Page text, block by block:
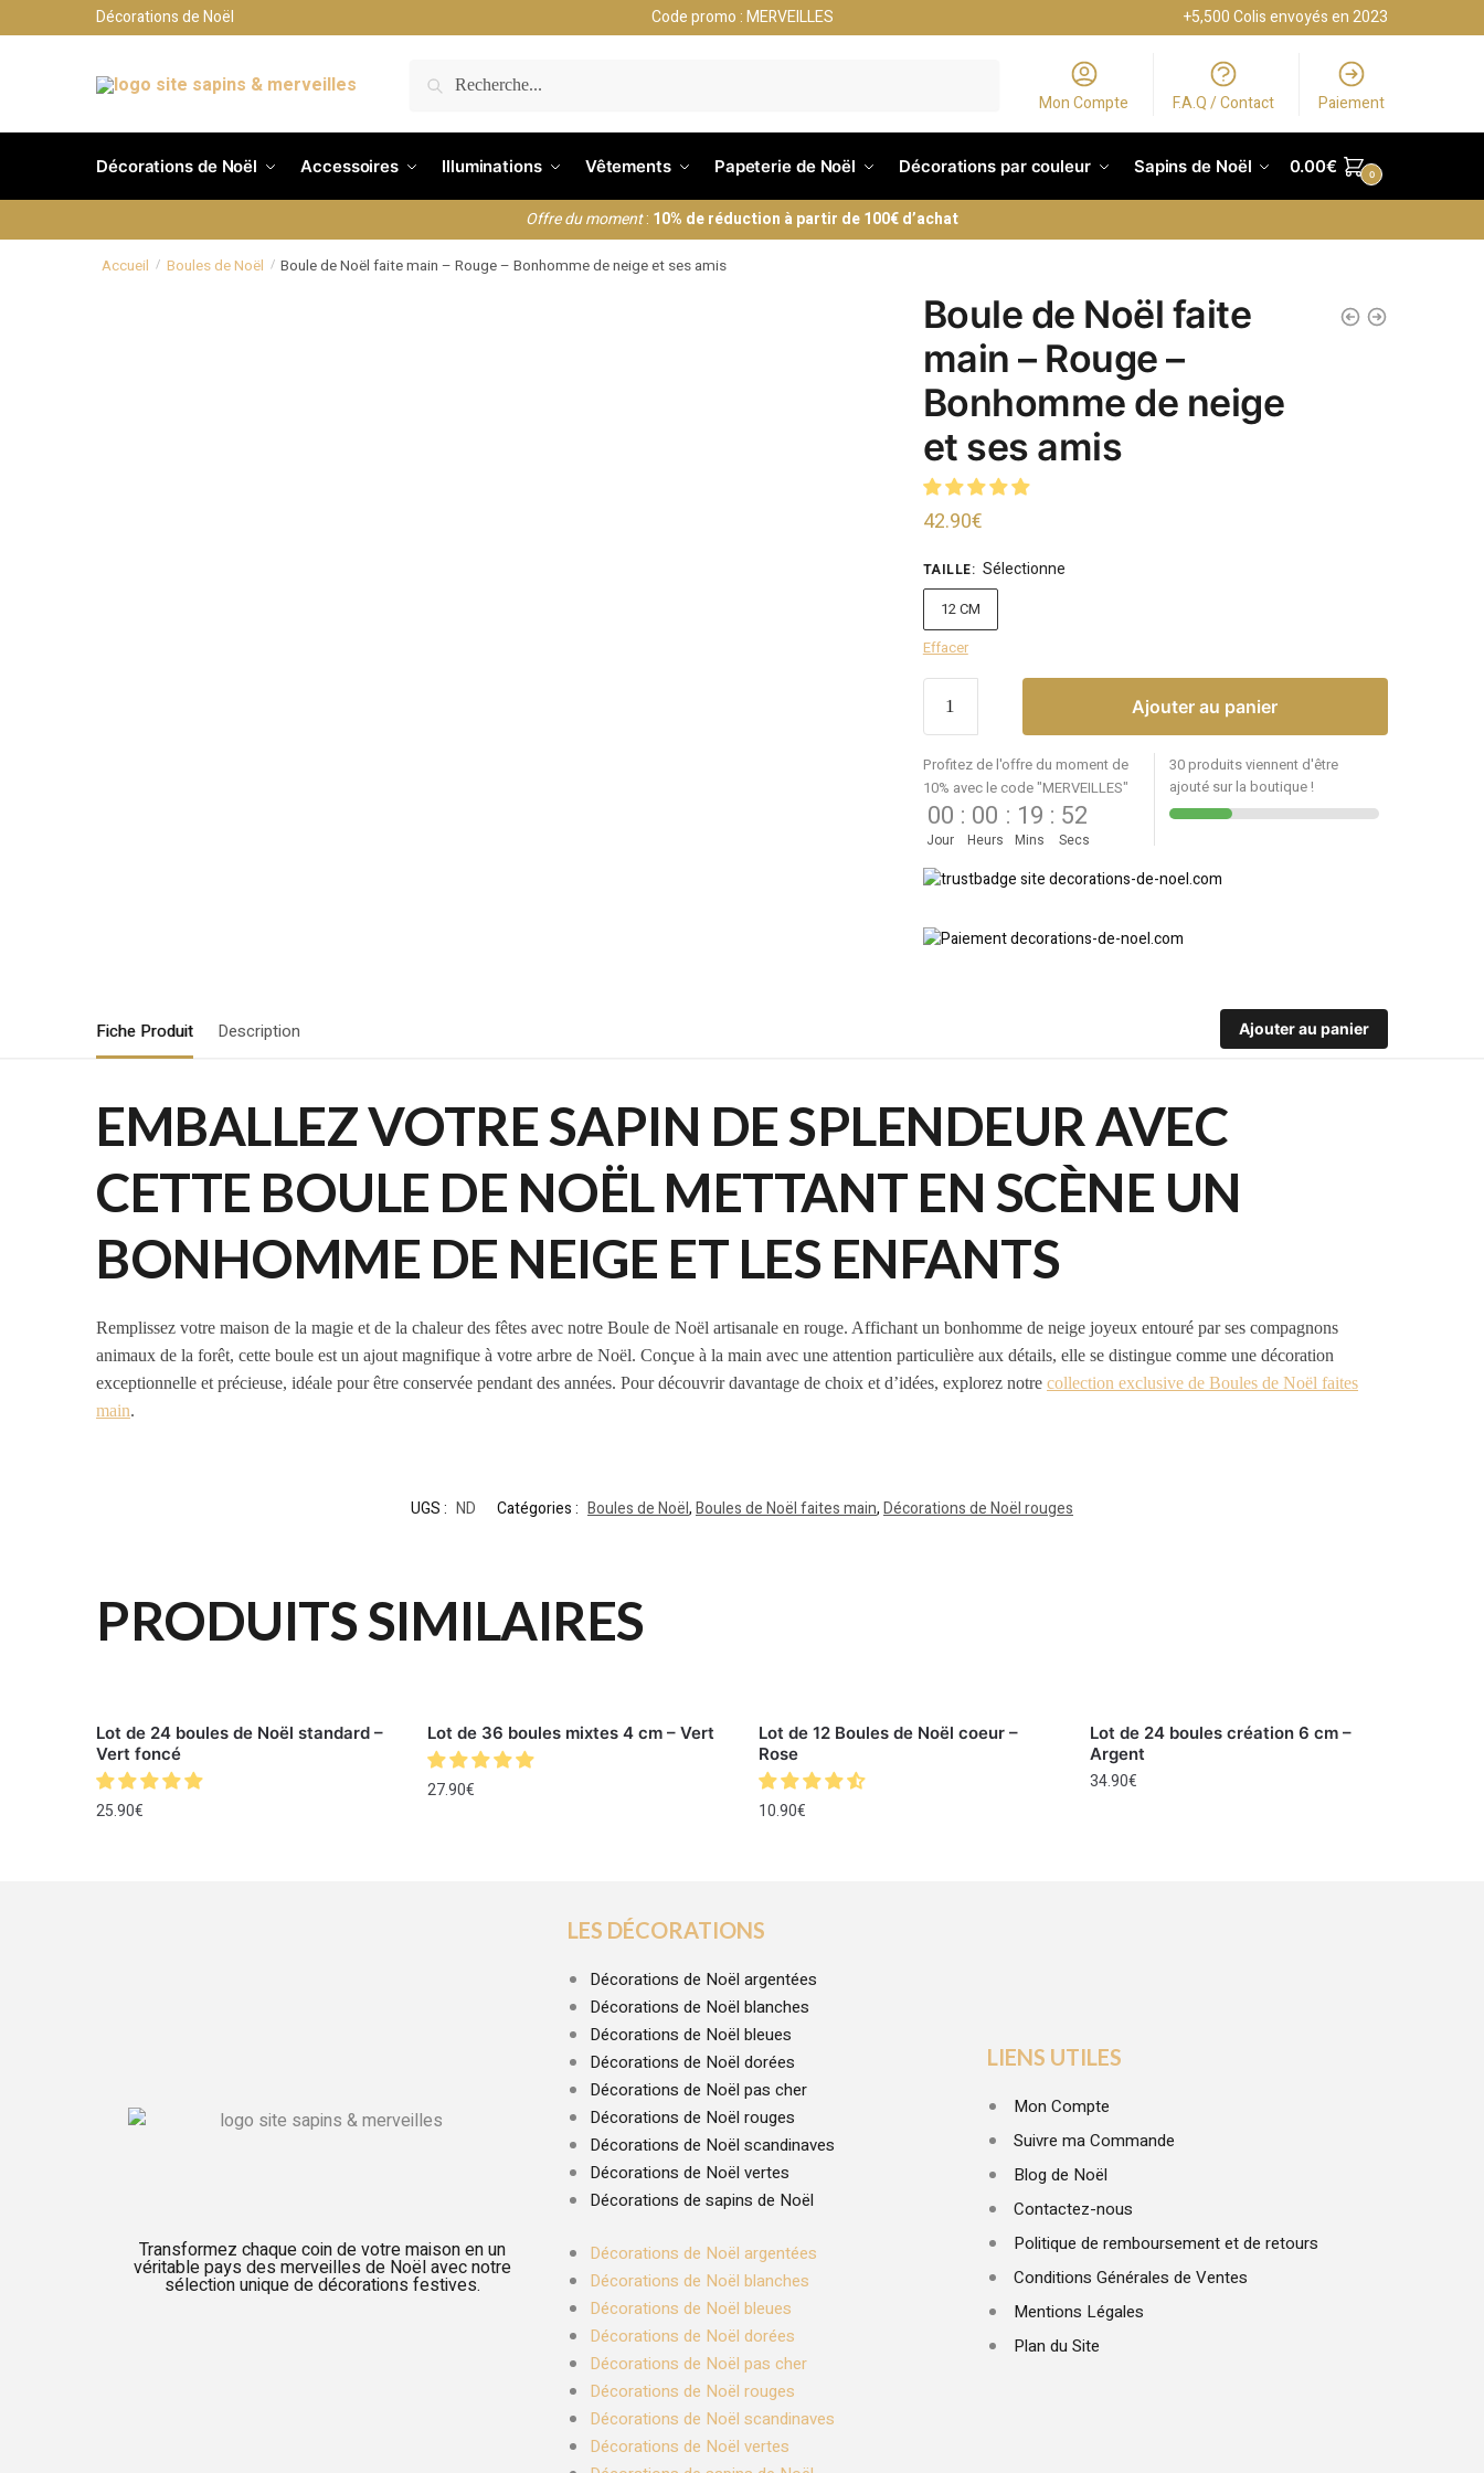
Décorations de Noël Code promo : MERVEILLES +5,500 Colis envoyés en 2023
RECHERCHE
Mon Compte F.A.Q / Contact Paiement
Décorations de Noël Accessoires Illuminations Vêtements Papeterie de Noël Décorations par couleur Sapins de Noël 0.00€ 0
Offre du moment: 10% de réduction à partir de 100€ d’achat
Accueil / Boules de Noël / Boule de Noël faite main – Rouge – Bonhomme de neige et ses amis
Boule de Noël faite
main – Rouge –
Bonhomme de neige
et ses amis
42.90€
TAILLE: Sélectionne
12 CM
Effacer
Ajouter au panier
Profitez de l'offre du moment de
10% avec le code "MERVEILLES"
00
Jour
: 00
Heurs
: 19
Mins
: 52
Secs
30 produits viennent d'être
ajouté sur la boutique !
Fiche Produit Description Ajouter au panier
EMBALLEZ VOTRE SAPIN DE SPLENDEUR AVEC
CETTE BOULE DE NOËL METTANT EN SCÈNE UN
BONHOMME DE NEIGE ET LES ENFANTS
Remplissez votre maison de la magie et de la chaleur des fêtes avec notre Boule de Noël artisanale en rouge. Affichant un bonhomme de neige joyeux entouré par ses compagnons
animaux de la forêt, cette boule est un ajout magnifique à votre arbre de Noël. Conçue à la main avec une attention particulière aux détails, elle se distingue comme une décoration
exceptionnelle et précieuse, idéale pour être conservée pendant des années. Pour découvrir davantage de choix et d’idées, explorez notrecollection exclusive de Boules de Noël faites
main.
UGS : ND Catégories : Boules de Noël,Boules de Noël faites main,Décorations de Noël rouges
PRODUITS SIMILAIRES
Lot de 24 boules de Noël standard –
Vert foncé
25.90€
Lot de 36 boules mixtes 4 cm – Vert
27.90€
Lot de 12 Boules de Noël coeur –
Rose
10.90€
Lot de 24 boules création 6 cm –
Argent
34.90€
Transformez chaque coin de votre maison en un
véritable pays des merveilles de Noël avec notre
sélection unique de décorations festives.
LES DÉCORATIONS
Décorations de Noël argentées
Décorations de Noël blanches
Décorations de Noël bleues
Décorations de Noël dorées
Décorations de Noël pas cher
Décorations de Noël rouges
Décorations de Noël scandinaves
Décorations de Noël vertes
Décorations de sapins de Noël
Décorations de Noël argentées
Décorations de Noël blanches
Décorations de Noël bleues
Décorations de Noël dorées
Décorations de Noël pas cher
Décorations de Noël rouges
Décorations de Noël scandinaves
Décorations de Noël vertes
LIENS UTILES
Mon Compte
Suivre ma Commande
Blog de Noël
Contactez-nous
Politique de remboursement et de retours
Conditions Générales de Ventes
Mentions Légales
Plan du Site